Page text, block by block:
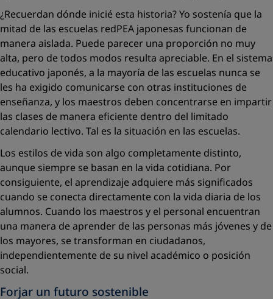
¿Recuerdan dónde inicié esta historia? Yo sostenía que la
mitad de las escuelas redPEA japonesas funcionan de
manera aislada. Puede parecer una proporción no muy
alta, pero de todos modos resulta apreciable. En el sistema
educativo japonés, a la mayoría de las escuelas nunca se
les ha exigido comunicarse con otras instituciones de
enseñanza, y los maestros deben concentrarse en impartir
las clases de manera eﬁciente dentro del limitado
calendario lectivo. Tal es la situación en las escuelas.
Los estilos de vida son algo completamente distinto,
aunque siempre se basan en la vida cotidiana. Por
consiguiente, el aprendizaje adquiere más signiﬁcados
cuando se conecta directamente con la vida diaria de los
alumnos. Cuando los maestros y el personal encuentran
una manera de aprender de las personas más jóvenes y de
los mayores, se transforman en ciudadanos,
independientemente de su nivel académico o posición
social.
Forjar un futuro sostenible